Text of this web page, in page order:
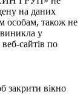
на даних
особам, також не
виникла у
веб-сайтів по
закрити вікно